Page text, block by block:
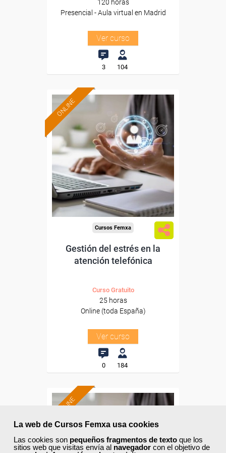
La web de Cursos Femxa usa cookies
Las cookies son pequeños fragmentos de texto que los
sitios web que visitas envía al navegador con el objetivo de
120 horas
Presencial - Aula virtual en Madrid
Ver curso
3 104
ONLINE
Formación 100%
subvencionada.
Para desempleados,
trabajadores y autónomos.
Sector
-Otros Servicios.
Cursos Femxa
Gestión del estrés en la
atención telefónica
Curso Gratuito
25 horas
Online (toda España)
Ver curso
0 184
ONLINE
Formación 100%